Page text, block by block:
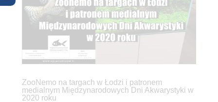
ZooNemo na targach w Łodzi i patronem
medialnym Międzynarodowych Dni Akwarystyki w
2020 roku